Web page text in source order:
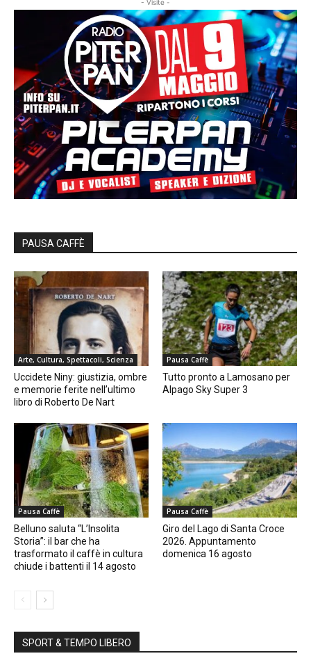
- Visite -
PAUSA CAFFÈ
Arte, Cultura, Spettacoli, Scienza
Uccidete Niny: giustizia, ombre
e memorie ferite nell’ultimo
libro di Roberto De Nart
Pausa Caffè
Tutto pronto a Lamosano per
Alpago Sky Super 3
Pausa Caffè
Belluno saluta “L’Insolita
Storia”: il bar che ha
trasformato il caffè in cultura
chiude i battenti il 14 agosto
Pausa Caffè
Giro del Lago di Santa Croce
2026. Appuntamento
domenica 16 agosto
SPORT & TEMPO LIBERO